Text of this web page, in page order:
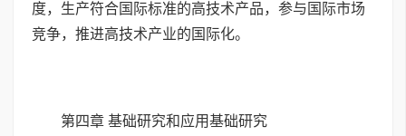
度，生产符合国际标准的高技术产品，参与国际市场
竞争，推进高技术产业的国际化。
第四章 基础研究和应用基础研究